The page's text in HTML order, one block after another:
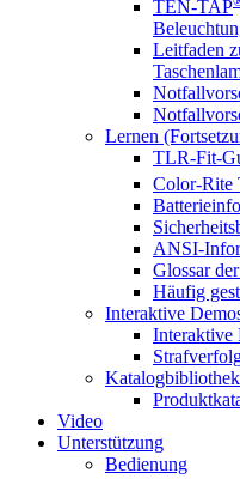
TEN-TAP
Leitfaden
Lernen
TLR-Fit-
Color-Rite
ANSI-
Glossar
Häufig
Interaktive
Interaktive
Katalogbibliothek
Video
Unterstützung
Bedienung